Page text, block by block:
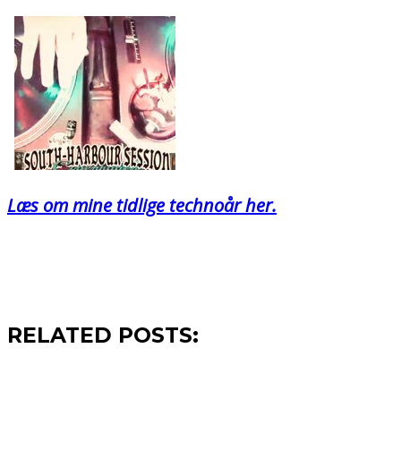
Læs om mine tidlige technoår her.
RELATED POSTS: